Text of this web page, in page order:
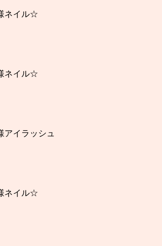
ネイル☆
ネイル☆
アイラッシュ
ネイル☆